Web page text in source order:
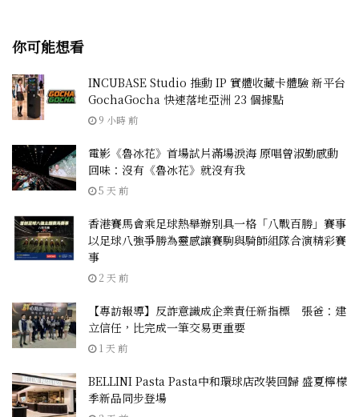
你可能想看
INCUBASE Studio 推動 IP 實體收藏卡體驗 新平台
GochaGocha 快速落地亞洲 23 個據點
9 小時 前
電影《魯冰花》首場試片滿場淚海 原唱曾淑勤感動
回味：沒有《魯冰花》就沒有我
5 天 前
香港賽馬會乘足球熱舉辦別具一格「八戰百勝」賽事
以足球八強爭勝為靈感讓賽駒與騎師組隊合演精彩賽
事
2 天 前
【專訪報導】反詐意識成企業責任新指標 張爸：建
立信任，比完成一筆交易更重要
1 天 前
BELLINI Pasta Pasta中和環球店改裝回歸 盛夏檸檬
季新品同步登場